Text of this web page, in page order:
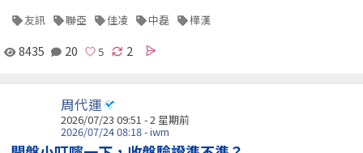
友訊 聯亞 佳凌 中磊 樺漢
8435 20 2
周代運
2026/07/23 09:51 - 2 星期前
2026/07/24 08:18 - iwm